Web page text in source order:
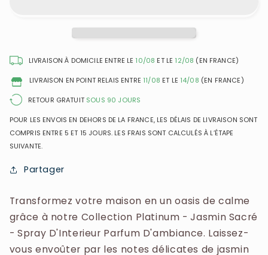
Spray
Parfum
D&#39;ambiance
Spray
Parfum
D&#39;ambiance
LIVRAISON À DOMICILE ENTRE LE 10/08 ET LE 12/08 (EN FRANCE)
LIVRAISON EN POINT RELAIS ENTRE 11/08 ET LE 14/08 (EN FRANCE)
RETOUR GRATUIT SOUS 90 JOURS
POUR LES ENVOIS EN DEHORS DE LA FRANCE, LES DÉLAIS DE LIVRAISON SONT
COMPRIS ENTRE 5 ET 15 JOURS. LES FRAIS SONT CALCULÉS À L’ÉTAPE
SUIVANTE.
Partager
Transformez votre maison en un oasis de calme
grâce à notre Collection Platinum - Jasmin Sacré
- Spray D'Interieur Parfum D'ambiance. Laissez-
vous envoûter par les notes délicates de jasmin